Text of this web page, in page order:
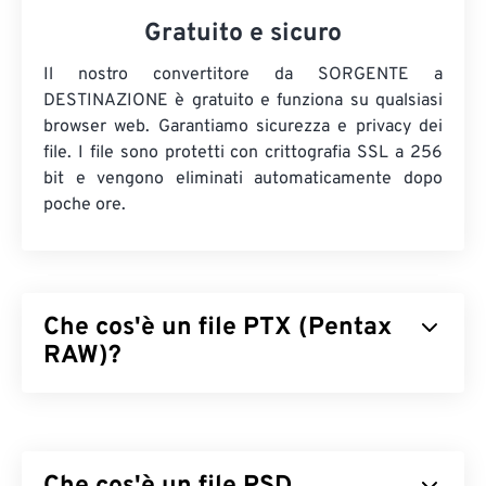
Gratuito e sicuro
Il nostro convertitore da SORGENTE a
DESTINAZIONE è gratuito e funziona su qualsiasi
browser web. Garantiamo sicurezza e privacy dei
file. I file sono protetti con crittografia SSL a 256
bit e vengono eliminati automaticamente dopo
poche ore.
Che cos'è un file PTX (Pentax
RAW)?